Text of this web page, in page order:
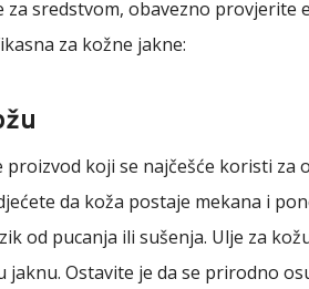
za sredstvom, obavezno provjerite
za kožne jakne:
proizvod koji se najčešće koristi za
da koža postaje mekana i
od pucanja ili sušenja. Ulje za
Ostavite je da se prirodno